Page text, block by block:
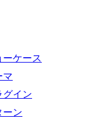
ーケース
マ
グイン
ーン